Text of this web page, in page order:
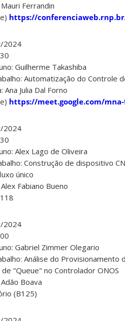
Ferrandin
https://
2024
Guilherme Takashiba
Automatização do Controle
Julia Dal Forno
https://meet.google.com/
2024
Alex Lago de Oliveira
Construção de dispositivo
único
Fabiano Bueno
2024
Gabriel Zimmer Olegario
Análise do Provisionamento
"Queue" no Controlador ONOS
Boava
(B125)